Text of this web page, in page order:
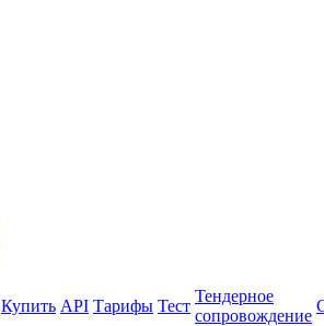
Купить API Тарифы Тест
Тендерное
сопровождение